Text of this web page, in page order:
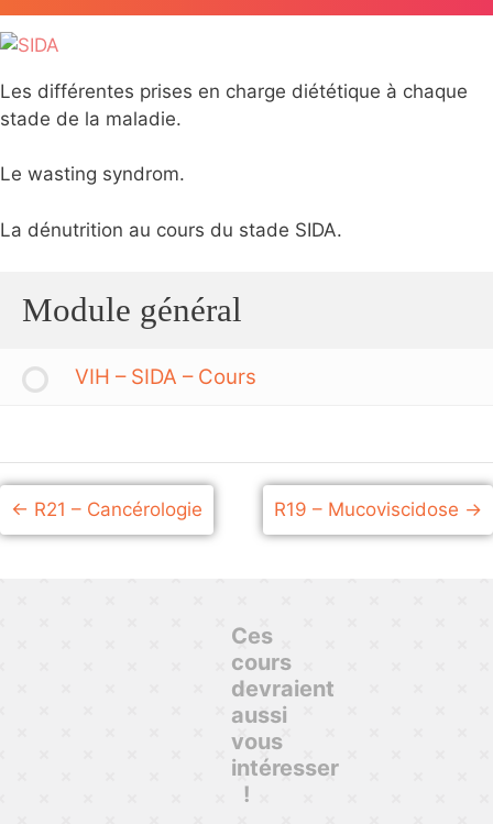
Les différentes prises en charge diététique à chaque
stade de la maladie.
Le wasting syndrom.
La dénutrition au cours du stade SIDA.
Module général
VIH – SIDA – Cours
R21 – Cancérologie R19 – Mucoviscidose
Ces
cours
devraient
aussi
vous
intéresser
!